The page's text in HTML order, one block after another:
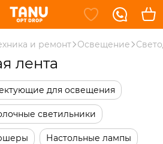
и ремонт Освещение
лента
для освещения
светильники
Настольные лампы